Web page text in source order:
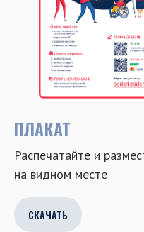
ПЛАКАТ
Распечатайте и
на видном месте
СКАЧАТЬ